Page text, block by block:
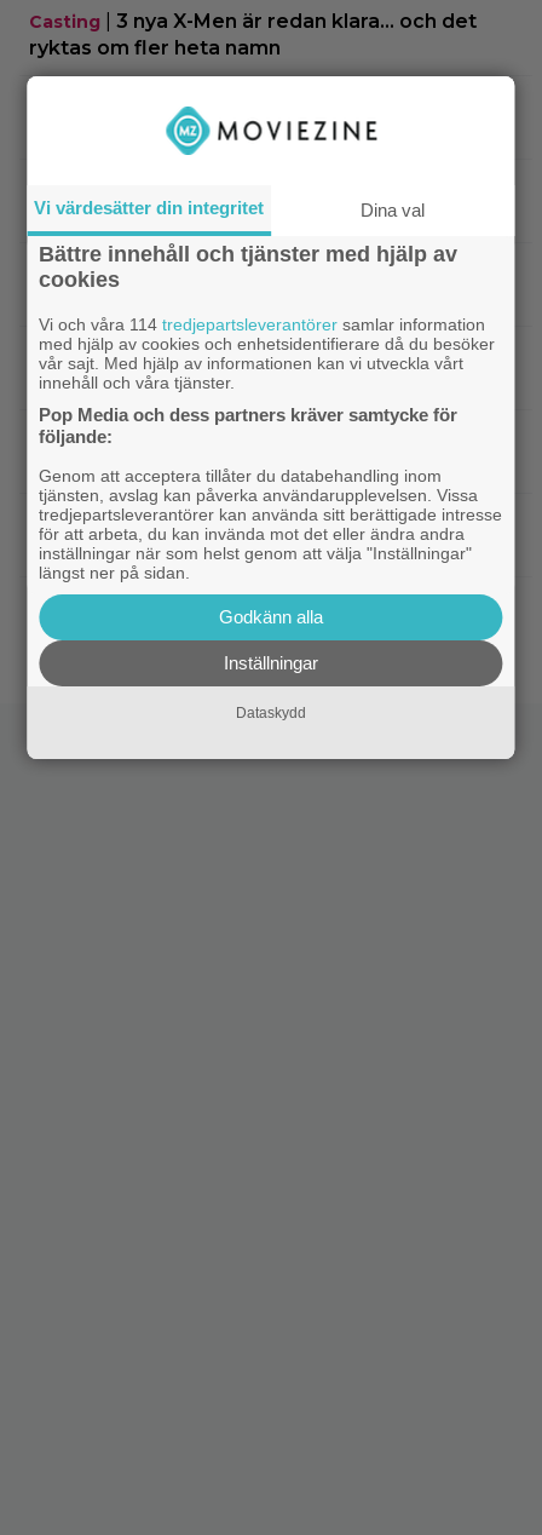
Casting
3 nya X-Men är redan klara… och det
ryktas om fler heta namn
Morgan Freeman medger: Gör dåliga
filmer – om lönen är hög nog
Robert Langdon-skådis
HBO Max|
”Gilmore Girls” fyller 25 år –
Quiz|Filmquiz: 25 år av klassiker – vad minns du
om filmåret 2001?
Netflix|Netflix har lagt ned David Finchers
amerikanska ”Squid Game”-spinoff
Kommande filmer|När kommer ”Michael 2”?
Lionsgate-chefen har ett svar
Kommande filmer
Adam Sandler återförenar
gänget i ”Grown Ups 3” – delar en första bild
Vi värdesätter din integritet Dina val
Bättre innehåll och tjänster med hjälp av
cookies
Vi och våra 114tredjepartsleverantörer samlar information
med hjälp av cookies och enhetsidentifierare då du besöker
vår sajt. Med hjälp av informationen kan vi utveckla vårt
innehåll och våra tjänster.
Pop Media och dess partners kräver samtycke för
följande:
Genom att acceptera tillåter du databehandling inom
tjänsten, avslag kan påverka användarupplevelsen. Vissa
tredjepartsleverantörer kan använda sitt berättigade intresse
för att arbeta, du kan invända mot det eller ändra andra
inställningar när som helst genom att välja "Inställningar"
längst ner på sidan.
Godkänn alla
Inställningar
Dataskydd